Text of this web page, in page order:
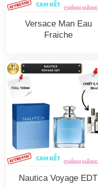
Versace Man Eau
Fraiche
Nautica Voyage EDT